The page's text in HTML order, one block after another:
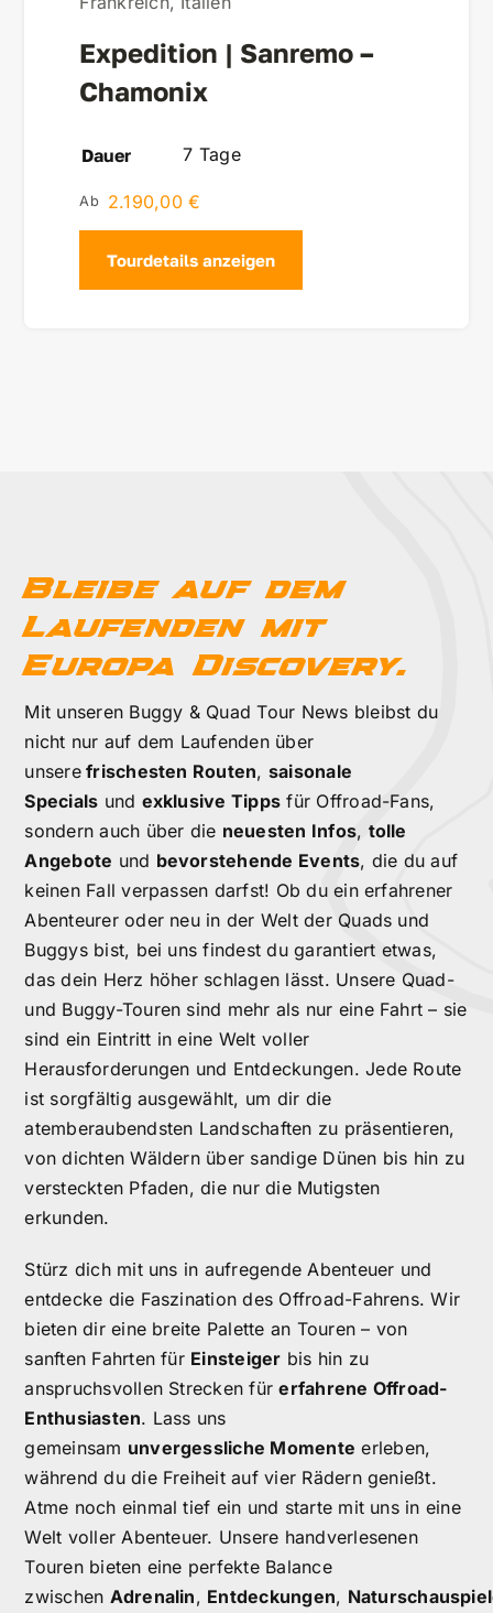
Expedition | Sanremo –
Chamonix
Dauer 7 Tage
2.190,00€
Tourdetails anzeigen
Bleibe auf dem
Laufenden mit
Europa Discovery.
Mit unseren Buggy & Quad Tour News bleibst du
nicht nur auf dem Laufenden über
unserefrischesten Routen, saisonale
Specials und exklusive Tipps für Offroad-Fans,
sondern auch über die neuesten Infos, tolle
Angebote und bevorstehende Events, die du auf
keinen Fall verpassen darfst! Ob du ein erfahrener
Abenteurer oder neu in der Welt der Quads und
Buggys bist, bei uns findest du garantiert etwas,
das dein Herz höher schlagen lässt. Unsere Quad-
und Buggy-Touren sind mehr als nur eine Fahrt – sie
sind ein Eintritt in eine Welt voller
Herausforderungen und Entdeckungen. Jede Route
ist sorgfältig ausgewählt, um dir die
atemberaubendsten Landschaften zu präsentieren,
von dichten Wäldern über sandige Dünen bis hin zu
versteckten Pfaden, die nur die Mutigsten
erkunden.
Stürz dich mit uns in aufregende Abenteuer und
entdecke die Faszination des Offroad-Fahrens. Wir
bieten dir eine breite Palette an Touren – von
sanften Fahrten für Einsteiger bis hin zu
anspruchsvollen Strecken fürerfahrene Offroad-
Enthusiasten. Lass uns
gemeinsam unvergessliche Momente erleben,
während du die Freiheit auf vier Rädern genießt.
Atme noch einmal tief ein und starte mit uns in eine
Welt voller Abenteuer. Unsere handverlesenen
Touren bieten eine perfekte Balance
zwischen Adrenalin, Entdeckungen,